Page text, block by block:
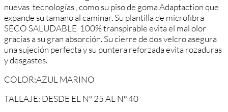
nuevas tecnologías , como su piso de goma Adaptaction que
expande su tamaño al caminar. Su plantilla de microfibra
SECO SALUDABLE 100% transpirable evita el mal olor
gracias a su gran absorción. Su cierre de dos velcro asegura
una sujeción perfecta y su puntera reforzada evita rozaduras
y desgastes.
COLOR:AZUL MARINO
TALLAJE: DESDE EL Nº 25 AL Nº 40